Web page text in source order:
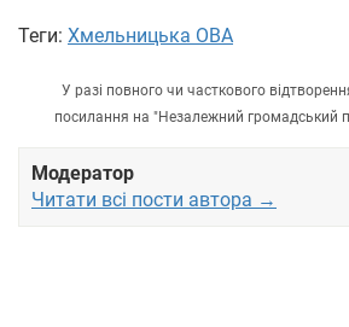
Теги: Хмельницька ОВА
У разі повного чи часткового
посилання на "Незалежний громадський
Модератор
Читати всі пости автора →